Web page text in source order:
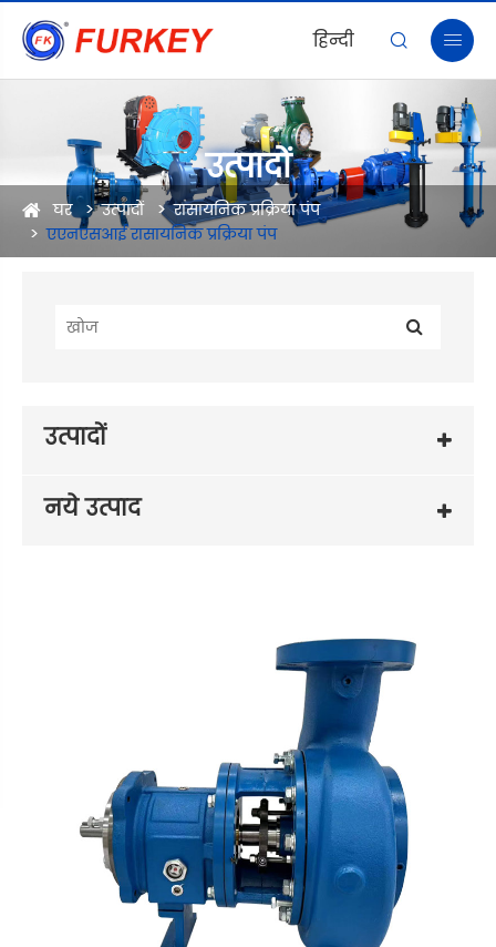
हिन्दी  
उत्पादों
घर उत्पादों
रासायनिक प्रक्रिया पंप
एएनएसआई रासायनिक प्रक्रिया पंप
उत्पादों
नये उत्पाद